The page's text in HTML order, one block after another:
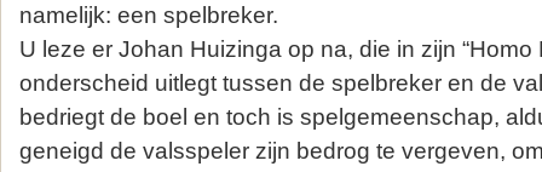
namelijk: een spelbreker.
U leze er Johan Huizinga op na, die in zijn “Homo
onderscheid uitlegt tussen de spelbreker en de
bedriegt de boel en toch is spelgemeenschap,
geneigd de valsspeler zijn bedrog te vergeven,